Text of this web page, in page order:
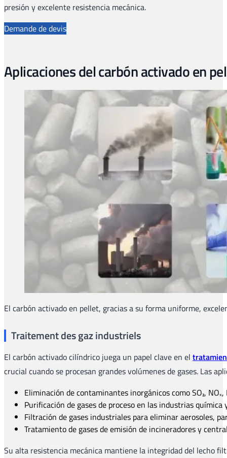
presión y excelente resistencia mecánica.
Demande de devis
Aplicaciones del carbón activado en
El carbón activado en pellet, gracias a su forma uniforme,
Traitement des gaz industriels
El carbón activado cilíndrico juega un papel clave en el
crucial cuando se procesan grandes volúmenes de gases. Las
Eliminación de contaminantes inorgánicos como SO₂,
Purificación de gases de proceso en las industrias química
Filtración de gases industriales para eliminar aerosoles,
Tratamiento de gases de emisión de incineradores y
Su alta resistencia mecánica mantiene la integridad del lecho